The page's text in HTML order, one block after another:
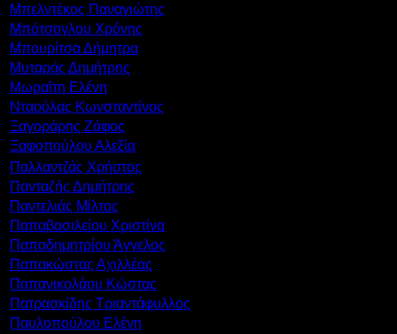
Μπελντέκος Παναγιώτης
Μπότσογλου Χρόνης
Μπουρίτσα Δήμητρα
Μυταράς Δημήτρης
Μωραΐτη Ελένη
Νταούλας Κωνσταντίνος
Ξαγοράρης Ζάφος
Ξαφοπούλου Αλεξία
Παλλαντζάς Χρήστος
Πανταζής Δημήτρης
Παντελιάς Μίλτος
Παπαβασιλείου Χριστίνα
Παπαδημητρίου Άγγελος
Παπακώστας Αχιλλέας
Παπανικολάου Κώστας
Πατρασκίδης Τριαντάφυλλος
Παυλοπούλου Ελένη